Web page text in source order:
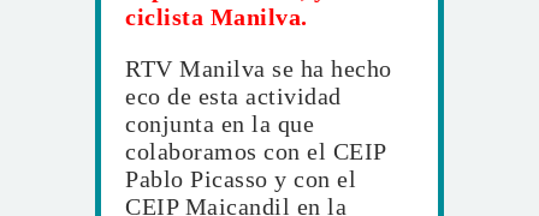
ciclista Manilva.
RTV Manilva se ha hecho
eco de esta actividad
conjunta en la que
colaboramos con el CEIP
Pablo Picasso y con el
CEIP Maicandil en la